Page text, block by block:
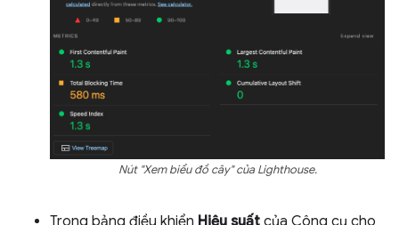
Nút "Xem biểu đồ cây" của Lighthouse.
Trong bảng điều khiển Hiệu suất của Công cụ cho